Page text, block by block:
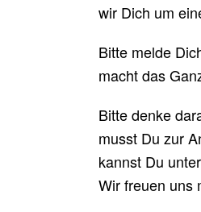
wir Dich um
Bitte melde
macht das
Bitte denke
musst Du zur
kannst Du
Wir freuen uns